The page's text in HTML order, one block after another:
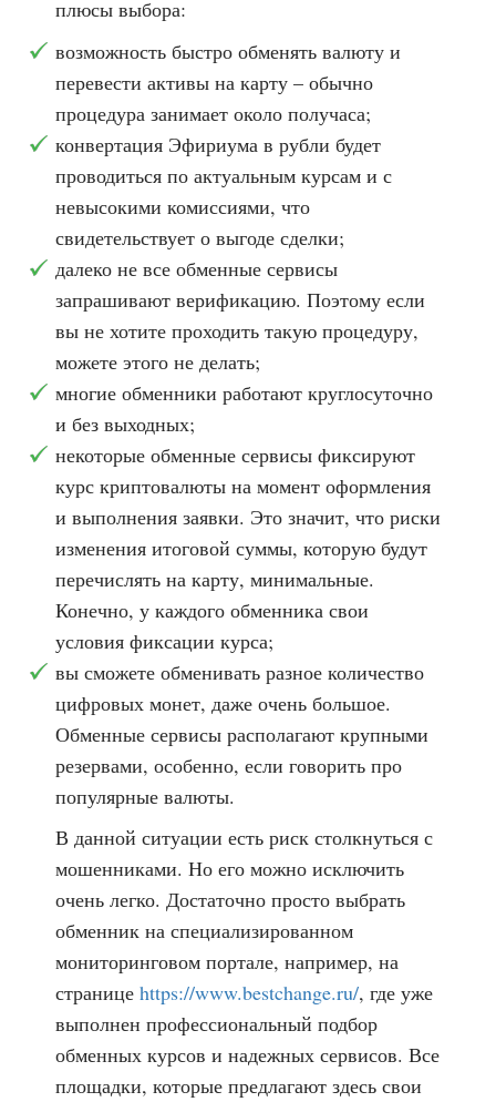
плюсы выбора:
возможность быстро обменять валюту и
перевести активы на карту – обычно
процедура занимает около получаса;
конвертация Эфириума в рубли будет
проводиться по актуальным курсам и с
невысокими комиссиями, что
свидетельствует о выгоде сделки;
далеко не все обменные сервисы
запрашивают верификацию. Поэтому если
вы не хотите проходить такую процедуру,
можете этого не делать;
многие обменники работают круглосуточно
и без выходных;
некоторые обменные сервисы фиксируют
курс криптовалюты на момент оформления
и выполнения заявки. Это значит, что риски
изменения итоговой суммы, которую будут
перечислять на карту, минимальные.
Конечно, у каждого обменника свои
условия фиксации курса;
вы сможете обменивать разное количество
цифровых монет, даже очень большое.
Обменные сервисы располагают крупными
резервами, особенно, если говорить про
популярные валюты.
В данной ситуации есть риск столкнуться с
мошенниками. Но его можно исключить
очень легко. Достаточно просто выбрать
обменник на специализированном
мониторинговом портале, например, на
странице https://www.bestchange.ru/, где уже
выполнен профессиональный подбор
обменных курсов и надежных сервисов. Все
площадки, которые предлагают здесь свои